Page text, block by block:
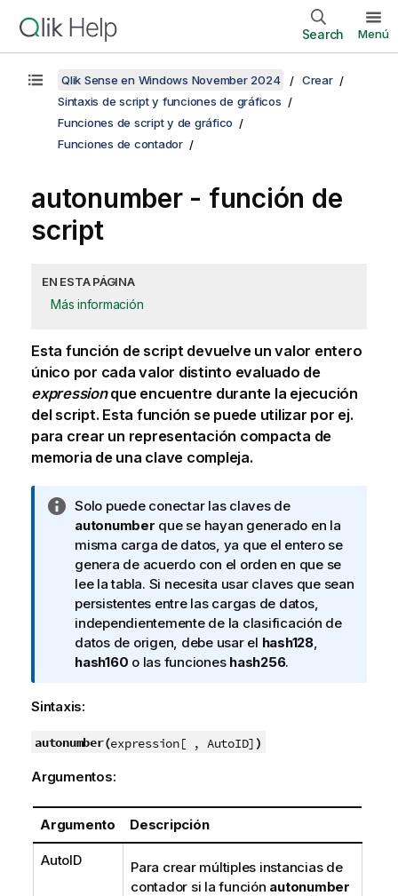
Search Menú
Qlik Sense en Windows November 2024
Crear
Sintaxis de script y funciones de gráficos
Funciones de script y de gráfico
Funciones de contador
autonumber - función de
script
EN ESTA PÁGINA
Más información
Esta función de script devuelve un valor entero
único por cada valor distinto evaluado de
expressionque encuentre durante la ejecución
del script. Esta función se puede utilizar por ej.
para crear un representación compacta de
memoria de una clave compleja.
N
o
t
a
i
n
f
o
r
a
i
a
Solo puede conectar las claves de
autonumber que se hayan generado en la
misma carga de datos, ya que el entero se
genera de acuerdo con el orden en que se
lee la tabla. Si necesita usar claves que sean
persistentes entre las cargas de datos,
independientemente de la clasificación de
datos de origen, debe usar el hash128,
hash160 o las funciones hash256.
Sintaxis:
autonumber(expression[ , AutoID] )
Argumentos:
Argumento Descripción
AutoID
Para crear múltiples instancias de
contador si la función autonumber